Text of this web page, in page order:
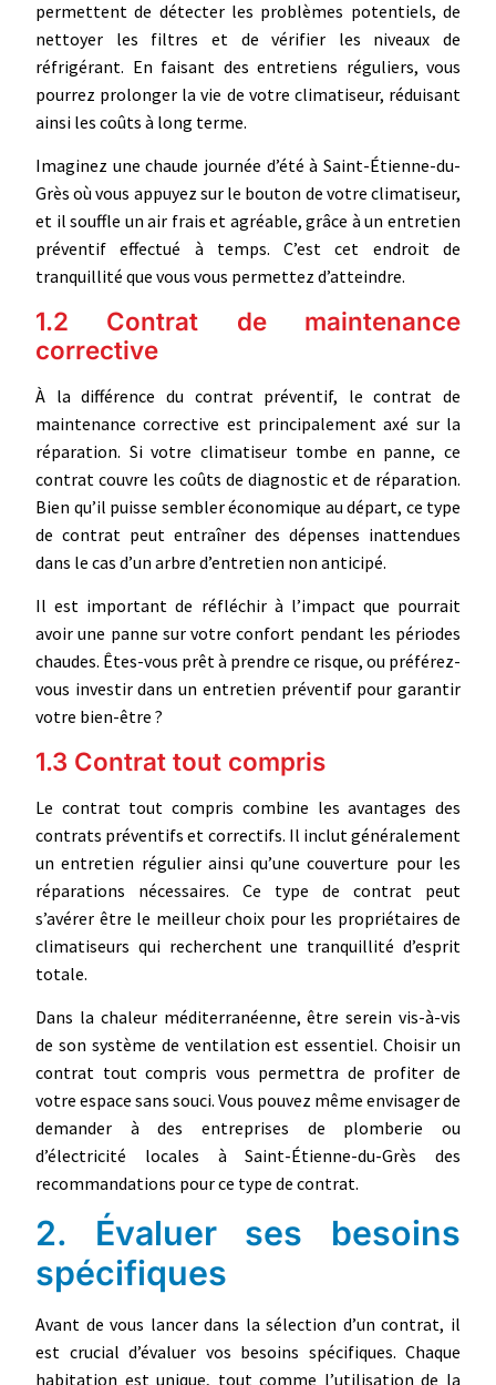
permettent de détecter les problèmes potentiels, de
nettoyer les filtres et de vérifier les niveaux de
réfrigérant. En faisant des entretiens réguliers, vous
pourrez prolonger la vie de votre climatiseur, réduisant
ainsi les coûts à long terme.
Imaginez une chaude journée d’été à Saint-Étienne-du-
Grès où vous appuyez sur le bouton de votre climatiseur,
et il souffle un air frais et agréable, grâce à un entretien
préventif effectué à temps. C’est cet endroit de
tranquillité que vous vous permettez d’atteindre.
1.2 Contrat de maintenance
corrective
À la différence du contrat préventif, le contrat de
maintenance corrective est principalement axé sur la
réparation. Si votre climatiseur tombe en panne, ce
contrat couvre les coûts de diagnostic et de réparation.
Bien qu’il puisse sembler économique au départ, ce type
de contrat peut entraîner des dépenses inattendues
dans le cas d’un arbre d’entretien non anticipé.
Il est important de réfléchir à l’impact que pourrait
avoir une panne sur votre confort pendant les périodes
chaudes. Êtes-vous prêt à prendre ce risque, ou préférez-
vous investir dans un entretien préventif pour garantir
votre bien-être ?
1.3 Contrat tout compris
Le contrat tout compris combine les avantages des
contrats préventifs et correctifs. Il inclut généralement
un entretien régulier ainsi qu’une couverture pour les
réparations nécessaires. Ce type de contrat peut
s’avérer être le meilleur choix pour les propriétaires de
climatiseurs qui recherchent une tranquillité d’esprit
totale.
Dans la chaleur méditerranéenne, être serein vis-à-vis
de son système de ventilation est essentiel. Choisir un
contrat tout compris vous permettra de profiter de
votre espace sans souci. Vous pouvez même envisager de
demander à des entreprises de plomberie ou
d’électricité locales à Saint-Étienne-du-Grès des
recommandations pour ce type de contrat.
2. Évaluer ses besoins
spécifiques
Avant de vous lancer dans la sélection d’un contrat, il
est crucial d’évaluer vos besoins spécifiques. Chaque
habitation est unique, tout comme l’utilisation de la